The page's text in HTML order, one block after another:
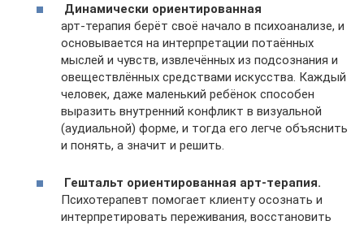
Динамически ориентированная
арт-терапия берёт своё начало в психоанализе, и
основывается на интерпретации потаённых
мыслей и чувств, извлечённых из подсознания и
овеществлённых средствами искусства. Каждый
человек, даже маленький ребёнок способен
выразить внутренний конфликт в визуальной
(аудиальной) форме, и тогда его легче объяснить
и понять, а значит и решить.
Гештальт ориентированная арт-терапия.
Психотерапевт помогает клиенту осознать и
интерпретировать переживания, восстановить